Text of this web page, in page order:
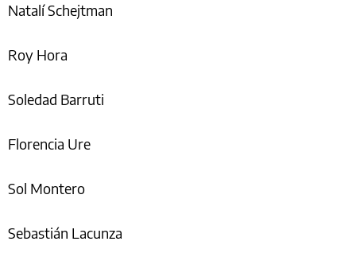
Natalí Schejtman
Roy Hora
Soledad Barruti
Florencia Ure
Sol Montero
Sebastián Lacunza